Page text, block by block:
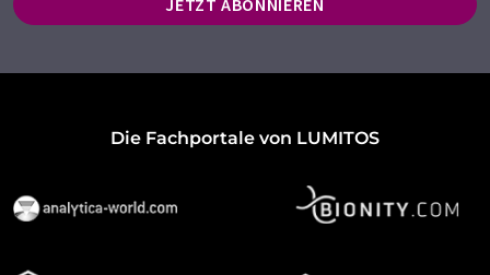
Die Fachportale von LUMITOS